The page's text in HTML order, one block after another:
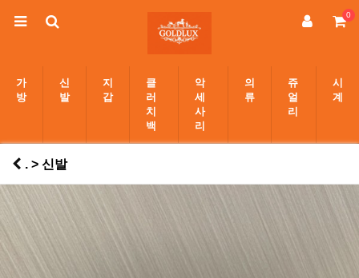
0
가
방
신
발
지
갑
클
러
치
백
악
세
사
리
의
류
쥬
얼
리
시
계
. > 신발